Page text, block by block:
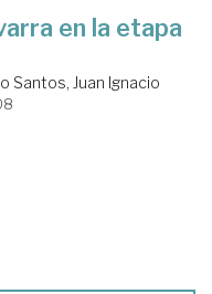
en la etapa
Santos, Juan Ignacio